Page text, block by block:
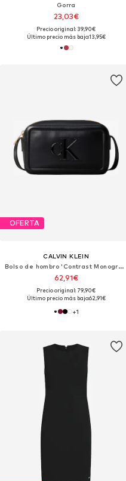
Gorra
23,03€
Precio original: 39,90€
Último precio más bajo:13,95€
OFERTA
CALVIN KLEIN
Bolso de hombro 'Contrast Monogram Camera'
62,91€
Precio original: 79,90€
Último precio más bajo:62,91€
+1